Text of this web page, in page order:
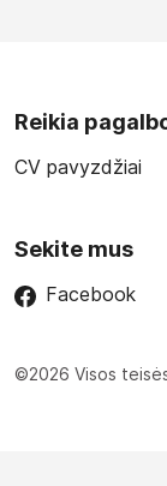
Reikia
CV pavyzdžiai
Sekite mus
Facebook
©2026 Visos